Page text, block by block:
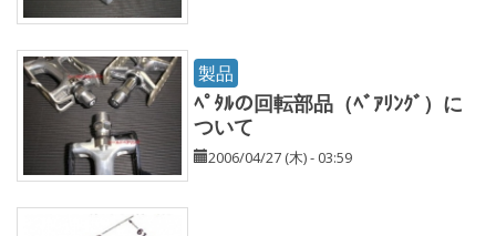
製品
ﾍﾟﾀﾙの回転部品（ﾍﾞｱﾘﾝｸﾞ）に
ついて
2006/04/27 (木) - 03:59